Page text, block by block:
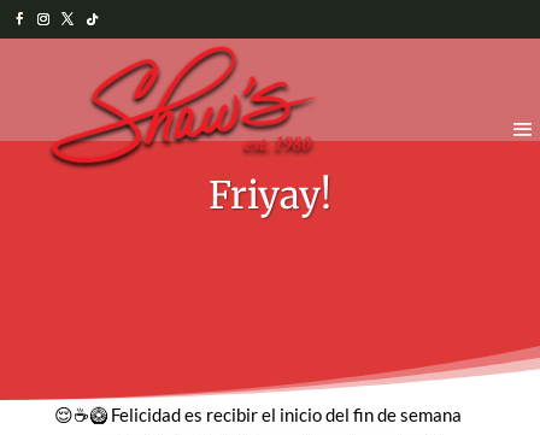
Friyay!
😌☕️🥝 Felicidad es recibir el inicio del fin de semana